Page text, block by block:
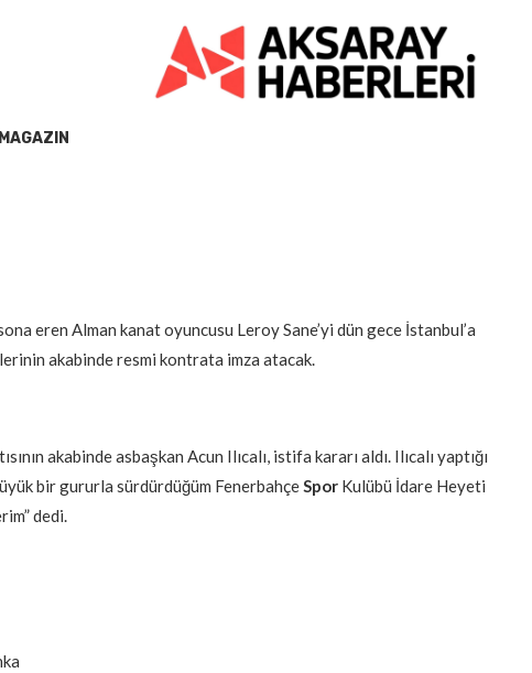
MAGAZIN
eren Alman kanat oyuncusu Leroy Sane’yi dün gece İstanbul’a
akabinde resmi kontrata imza atacak.
akabinde asbaşkan Acun Ilıcalı, istifa kararı aldı. Ilıcalı yaptığı
bir gururla sürdürdüğüm FenerbahçeSpor Kulübü İdare Heyeti
dedi.